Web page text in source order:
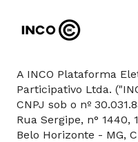
A INCO Plataforma
Participativo Ltda.
CNPJ sob o nº
Rua Sergipe, n° 1440,
Belo Horizonte - MG,